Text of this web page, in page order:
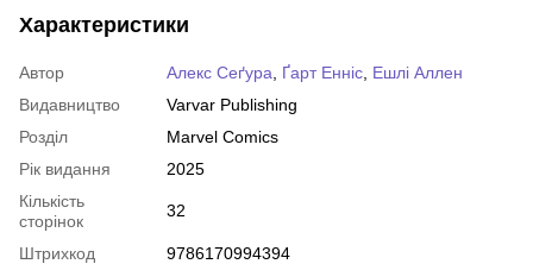
Характеристики
Автор Алекс Сеґура Ґарт Енніс Ешлі Аллен
Видавництво
Varvar Publishing
Розділ
Marvel Comics
Рік видання
2025
Кількість
сторінок
32
Штрихкод
9786170994394